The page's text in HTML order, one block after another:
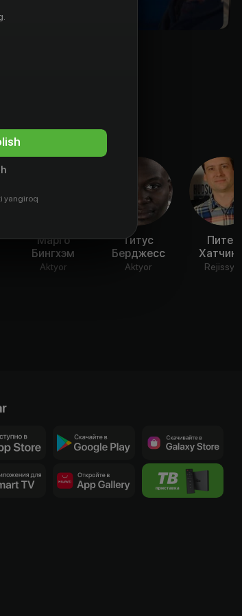
Марго
Бингхэм
Aktyor
Титус
Берджесс
Aktyor
Питер
Rejissyor
yangiroq